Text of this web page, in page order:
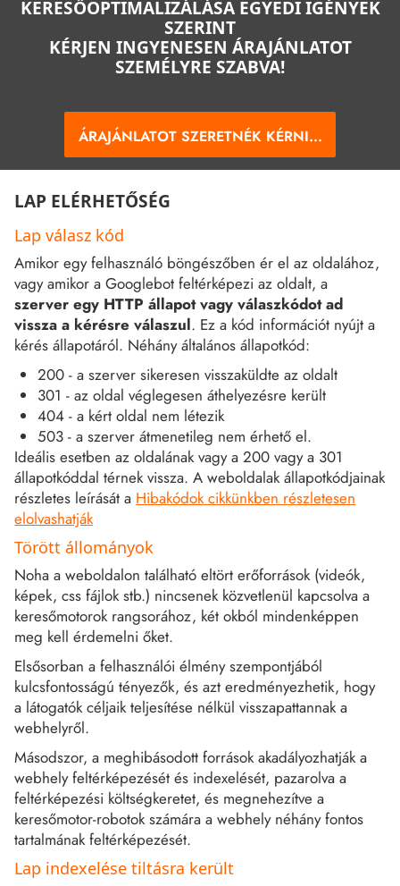
KERESŐOPTIMALIZÁLÁSA EGYEDI IGÉNYEK
SZERINT
KÉRJEN INGYENESEN ÁRAJÁNLATOT
SZEMÉLYRE SZABVA!
ÁRAJÁNLATOT SZERETNÉK KÉRNI...
LAP ELÉRHETŐSÉG
Lap válasz kód
Amikor egy felhasználó böngészőben ér el az oldalához,
vagy amikor a Googlebot feltérképezi az oldalt, a
szerver egy HTTP állapot vagy válaszkódot ad
vissza a kérésre válaszul. Ez a kód információt nyújt a
kérés állapotáról. Néhány általános állapotkód:
200 - a szerver sikeresen visszaküldte az oldalt
301 - az oldal véglegesen áthelyezésre került
404 - a kért oldal nem létezik
503 - a szerver átmenetileg nem érhető el.
Ideális esetben az oldalának vagy a 200 vagy a 301
állapotkóddal térnek vissza. A weboldalak állapotkódjainak
részletes leírását a Hibakódok cikkünkben részletesen
elolvashatják
Törött állományok
Noha a weboldalon található eltört erőforrások (videók,
képek, css fájlok stb.) nincsenek közvetlenül kapcsolva a
keresőmotorok rangsorához, két okból mindenképpen
meg kell érdemelni őket.
Elsősorban a felhasználói élmény szempontjából
kulcsfontosságú tényezők, és azt eredményezhetik, hogy
a látogatók céljaik teljesítése nélkül visszapattannak a
webhelyről.
Másodszor, a meghibásodott források akadályozhatják a
webhely feltérképezését és indexelését, pazarolva a
feltérképezési költségkeretet, és megnehezítve a
keresőmotor-robotok számára a webhely néhány fontos
tartalmának feltérképezését.
Lap indexelése tiltásra került